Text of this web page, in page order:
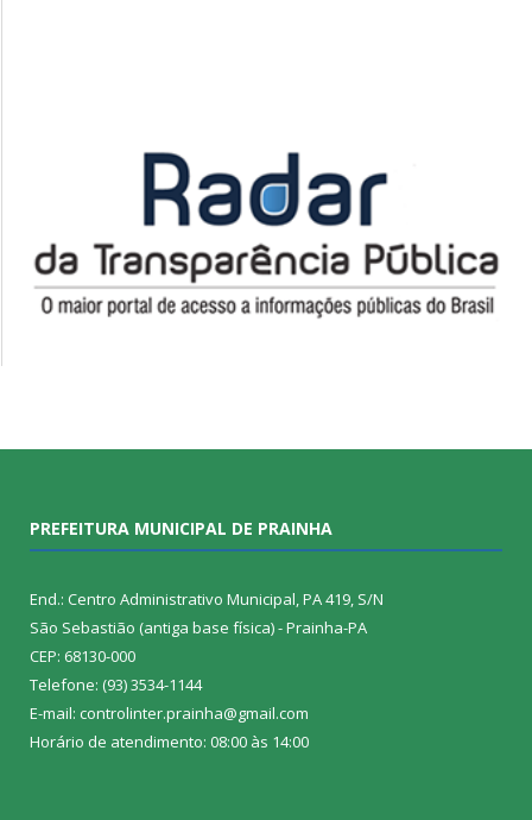
PREFEITURA MUNICIPAL DE PRAINHA
End.: Centro Administrativo Municipal, PA 419, S/N
São Sebastião (antiga base física) - Prainha-PA
CEP: 68130-000
Telefone: (93) 3534-1144
E-mail: controlinter.prainha@gmail.com
Horário de atendimento: 08:00 às 14:00